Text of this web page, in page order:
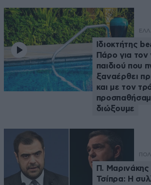
Ιδιοκτήτης
Πάρο για
παιδιού που
ξαναέρθει
και με τον
διώξουμε
Π. Μαρινάκης
Τσίπρα: Η